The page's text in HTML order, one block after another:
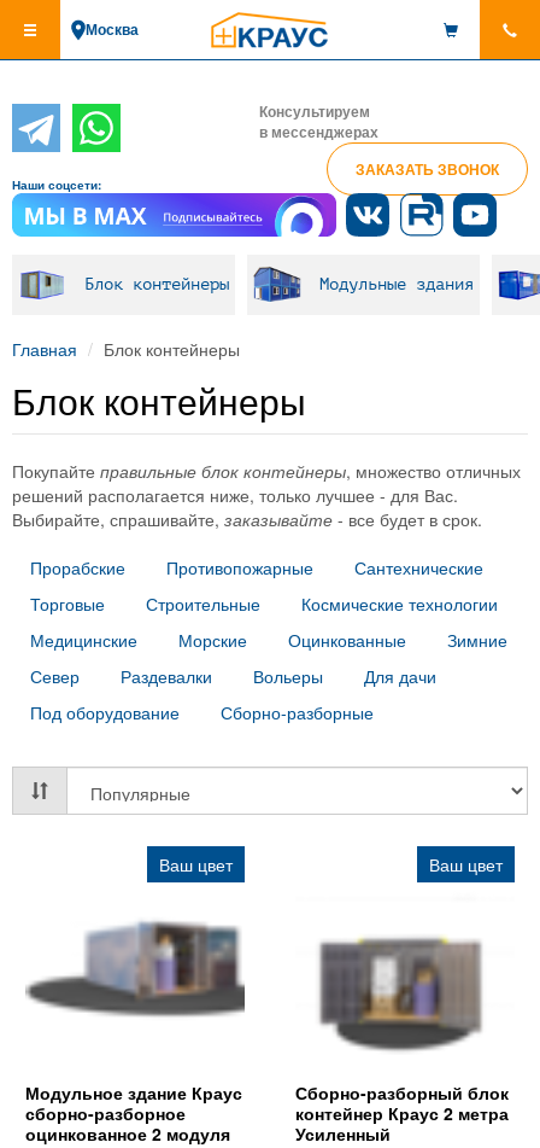
основному
Москва
Консультируем
в мессенджерах
ЗАКАЗАТЬ ЗВОНОК
Наши соцсети:
Блок контейнеры Модульные здания
Главная Блок контейнеры
Блок контейнеры
Покупайте правильные блок контейнеры, множество отличных
решений располагается ниже, только лучшее - для Вас.
Выбирайте, спрашивайте, заказывайте - все будет в срок.
Прорабские
Противопожарные
Сантехнические
Торговые
Строительные
Космические технологии
Медицинские
Морские Оцинкованные
Зимние
Север
Раздевалки Вольеры
Для дачи
Под оборудование
Сборно-разборные
Ваш цвет
Модульное здание Краус
сборно-разборное
оцинкованное 2 модуля
Ваш цвет
Сборно-разборный блок
контейнер Краус 2 метра
Усиленный